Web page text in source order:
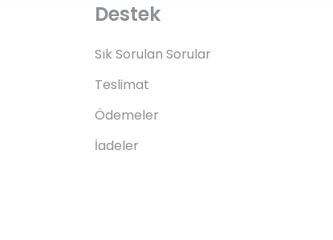
Destek
Sık Sorulan Sorular
Teslimat
Ödemeler
İadeler